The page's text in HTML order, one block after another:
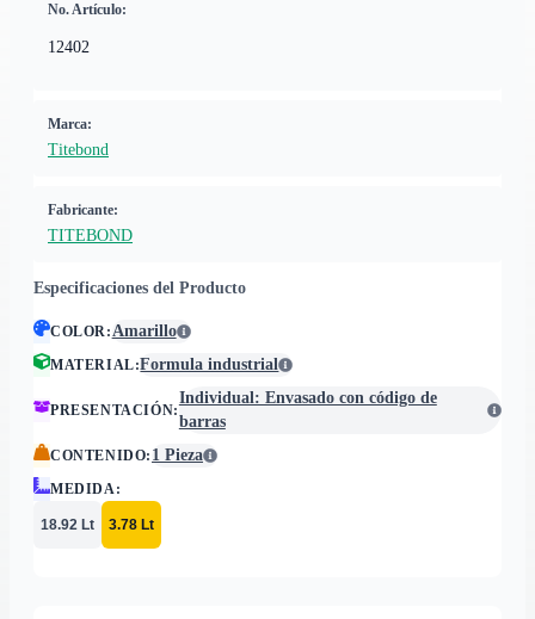
No. Artículo:
12402
Marca:
Titebond
Fabricante:
TITEBOND
Especificaciones del Producto
COLOR:Amarillo
MATERIAL:Formula industrial
PRESENTACIÓN:
Individual: Envasado con código de
barras
CONTENIDO: 1 Pieza
MEDIDA:
18.92 Lt 3.78 Lt